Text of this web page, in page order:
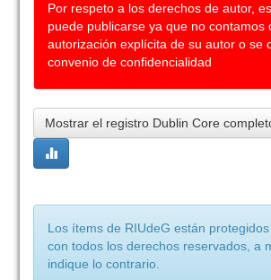
Por respeto a los derechos de autor,
puede publicarse ya que no contamos
autorización explícita de su autor o se
convenio de confidencialidad
Mostrar el registro Dublin Core
Los ítems de RIUdeG están protegidos
con todos los derechos reservados, a
indique lo contrario.